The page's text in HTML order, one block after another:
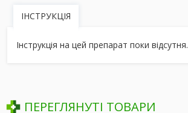
ІНСТРУКЦІЯ
Інструкція на цей препарат поки відсутня.
ПЕРЕГЛЯНУТІ ТОВАРИ